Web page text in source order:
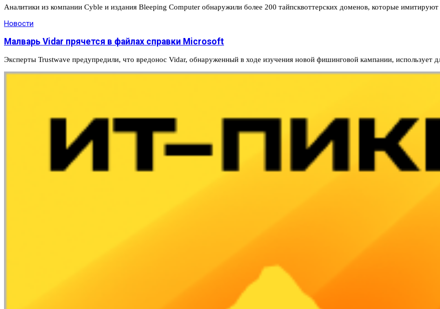
Аналитики из компании Cyble и издания Bleeping Computer обнаружили более 200 тайпсквоттерских доменов, которые
Новости
Малварь Vidar прячется в файлах справки Microsoft
Эксперты Trustwave предупредили, что вредонос Vidar, обнаруженный в ходе изучения новой фишинговой кампании, использует